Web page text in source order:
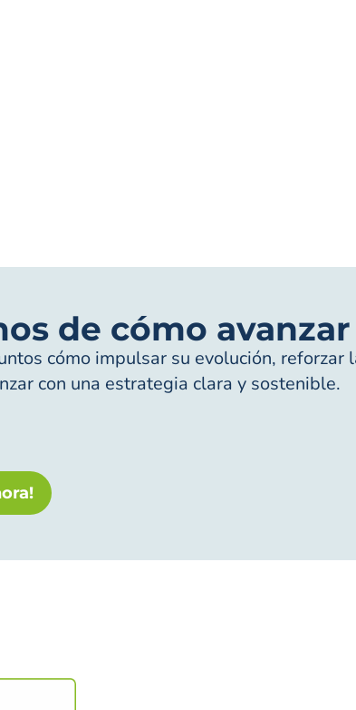
de cómo avanzar
cómo impulsar su evolución, reforzar
con una estrategia clara y sostenible.